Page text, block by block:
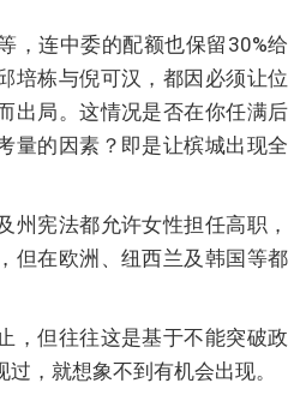
，连中委的配额也保留30%给
培栋与倪可汉，都因必须让位
出局。这情况是否在你任满后
量的因素？即是让槟城出现全
州宪法都允许女性担任高职，
但在欧洲、纽西兰及韩国等都
，但往往这是基于不能突破政
，就想象不到有机会出现。